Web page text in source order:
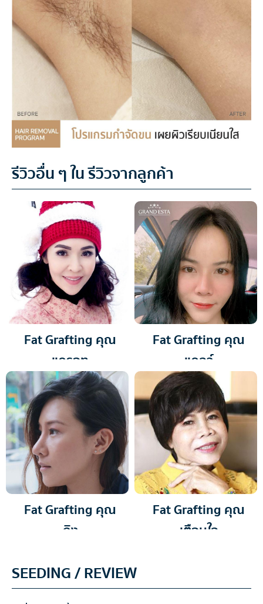
รีวิวอื่น ๆ ใน รีวิวจากลูกค้า
Fat Grafting คุณ
แครอท
Fat Grafting คุณ
แคลว์
Fat Grafting คุณ
ถิง
Fat Grafting คุณ
เตือนใจ
SEEDING / REVIEW